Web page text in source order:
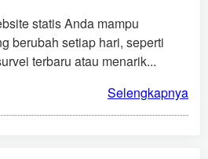
statis Anda mampu
berubah setiap hari, seperti
terbaru atau menarik...
Selengkapnya